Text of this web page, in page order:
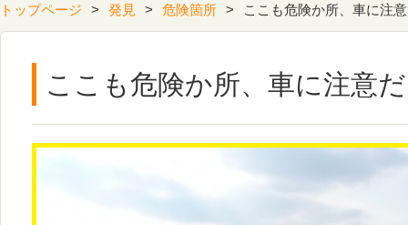
トップページ 発見 危険箇所 ここも危険か所、車に注
ここも危険か所、車に注意